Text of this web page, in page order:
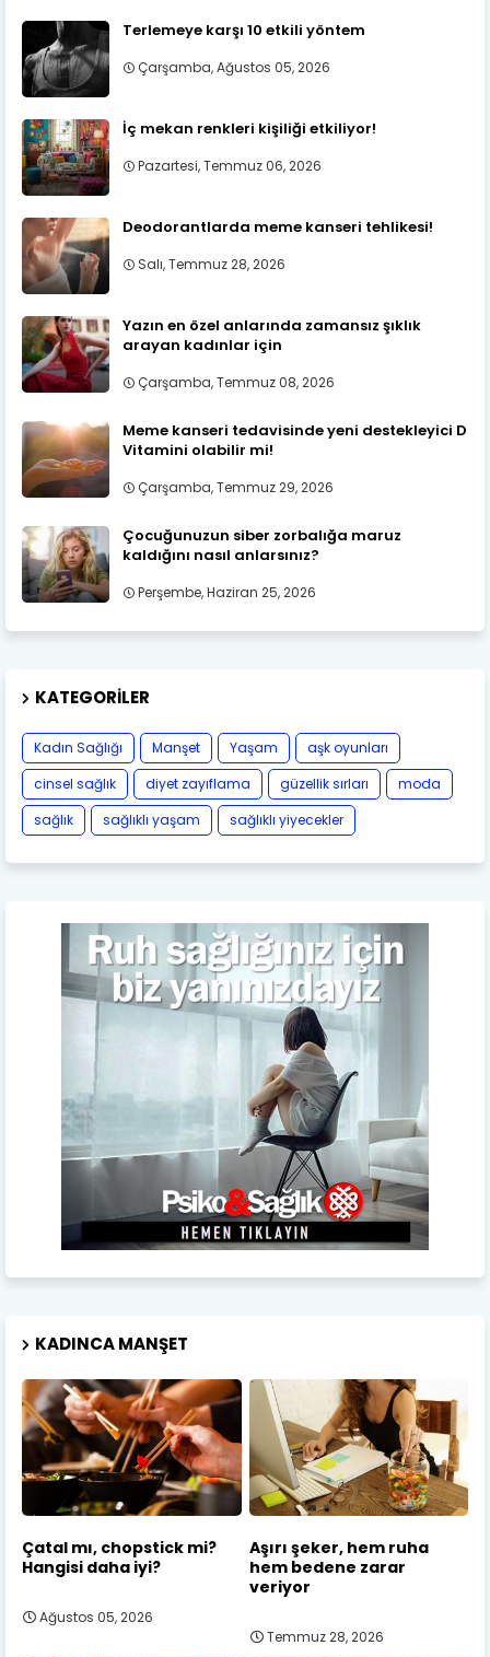
Terlemeye karşı 10 etkili yöntem
Çarşamba, Ağustos 05, 2026
İç mekan renkleri kişiliği etkiliyor!
Pazartesi, Temmuz 06, 2026
Deodorantlarda meme kanseri tehlikesi!
Salı, Temmuz 28, 2026
Yazın en özel anlarında zamansız şıklık
arayan kadınlar için
Çarşamba, Temmuz 08, 2026
Meme kanseri tedavisinde yeni destekleyici D
Vitamini olabilir mi!
Çarşamba, Temmuz 29, 2026
Çocuğunuzun siber zorbalığa maruz
kaldığını nasıl anlarsınız?
Perşembe, Haziran 25, 2026
KATEGORILER
Kadın Sağlığı Manşet Yaşam
aşk oyunları
cinsel sağlık
diyet zayıflama güzellik sırları
moda
sağlık
sağlıklı yaşam sağlıklı yiyecekler
KADINCA MANŞET
Çatal mı, chopstick mi?
Hangisi daha iyi?
Ağustos 05, 2026
Aşırı şeker, hem ruha
hem bedene zarar
veriyor
Temmuz 28, 2026